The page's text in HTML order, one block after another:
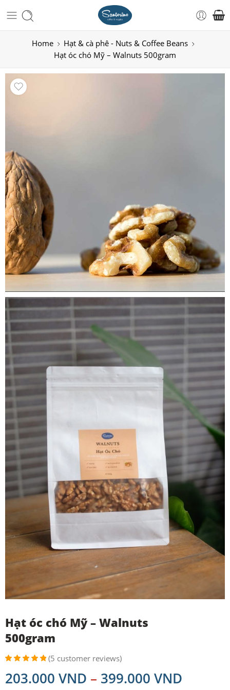
Home
Hạt & cà phê - Nuts & Coffee Beans
Hạt óc chó Mỹ – Walnuts 500gram
Hạt óc chó Mỹ – Walnuts
500gram
out of 5
based on
(5 customer reviews)
203.000 VND – 399.000 VND